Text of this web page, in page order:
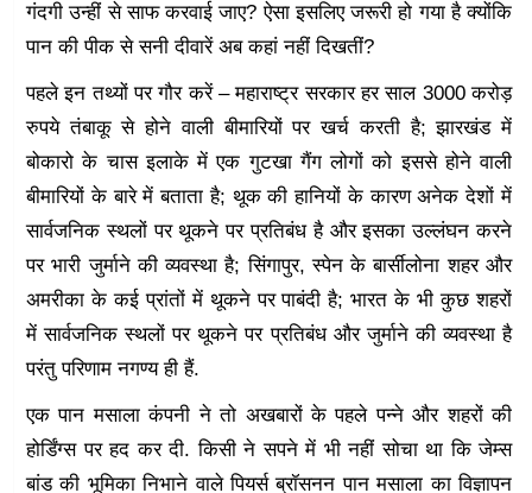
गंदगी उन्हीं से साफ करवाई जाए? ऐसा इसलिए जरूरी हो गया है क्योंकि
पान की पीक से सनी दीवारें अब कहां नहीं दिखतीं?
पहले इन तथ्यों पर गौर करें – महाराष्ट्र सरकार हर साल 3000 करोड़
रुपये तंबाकू से होने वाली बीमारियों पर खर्च करती है; झारखंड में
बोकारो के चास इलाके में एक गुटखा गैंग लोगों को इससे होने वाली
बीमारियों के बारे में बताता है; थूक की हानियों के कारण अनेक देशों में
सार्वजनिक स्थलों पर थूकने पर प्रतिबंध है और इसका उल्लंघन करने
पर भारी जुर्माने की व्यवस्था है; सिंगापुर, स्पेन के बार्सीलोना शहर और
अमरीका के कई प्रांतों में थूकने पर पाबंदी है; भारत के भी कुछ शहरों
में सार्वजनिक स्थलों पर थूकने पर प्रतिबंध और जुर्माने की व्यवस्था है
परंतु परिणाम नगण्य ही हैं.
एक पान मसाला कंपनी ने तो अखबारों के पहले पन्ने और शहरों की
होर्डिंग्स पर हद कर दी. किसी ने सपने में भी नहीं सोचा था कि जेम्स
बांड की भूमिका निभाने वाले पियर्स ब्रॉसनन पान मसाला का विज्ञापन